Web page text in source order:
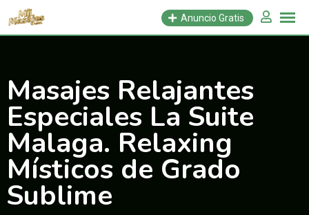
Saltar
Anuncio Gratis
Masajes Relajantes
Especiales La Suite
Malaga. Relaxing
Místicos de Grado
Sublime